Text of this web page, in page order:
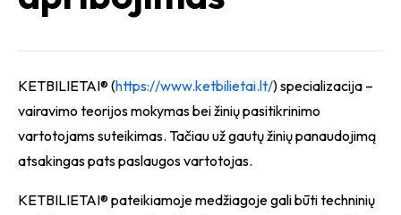
KETBILIETAI® (https://www.ketbilietai.lt/) specializacija –
vairavimo teorijos mokymas bei žinių pasitikrinimo
vartotojams suteikimas. Tačiau už gautų žinių panaudojimą
atsakingas pats paslaugos vartotojas.
KETBILIETAI® pateikiamoje medžiagoje gali būti techninių